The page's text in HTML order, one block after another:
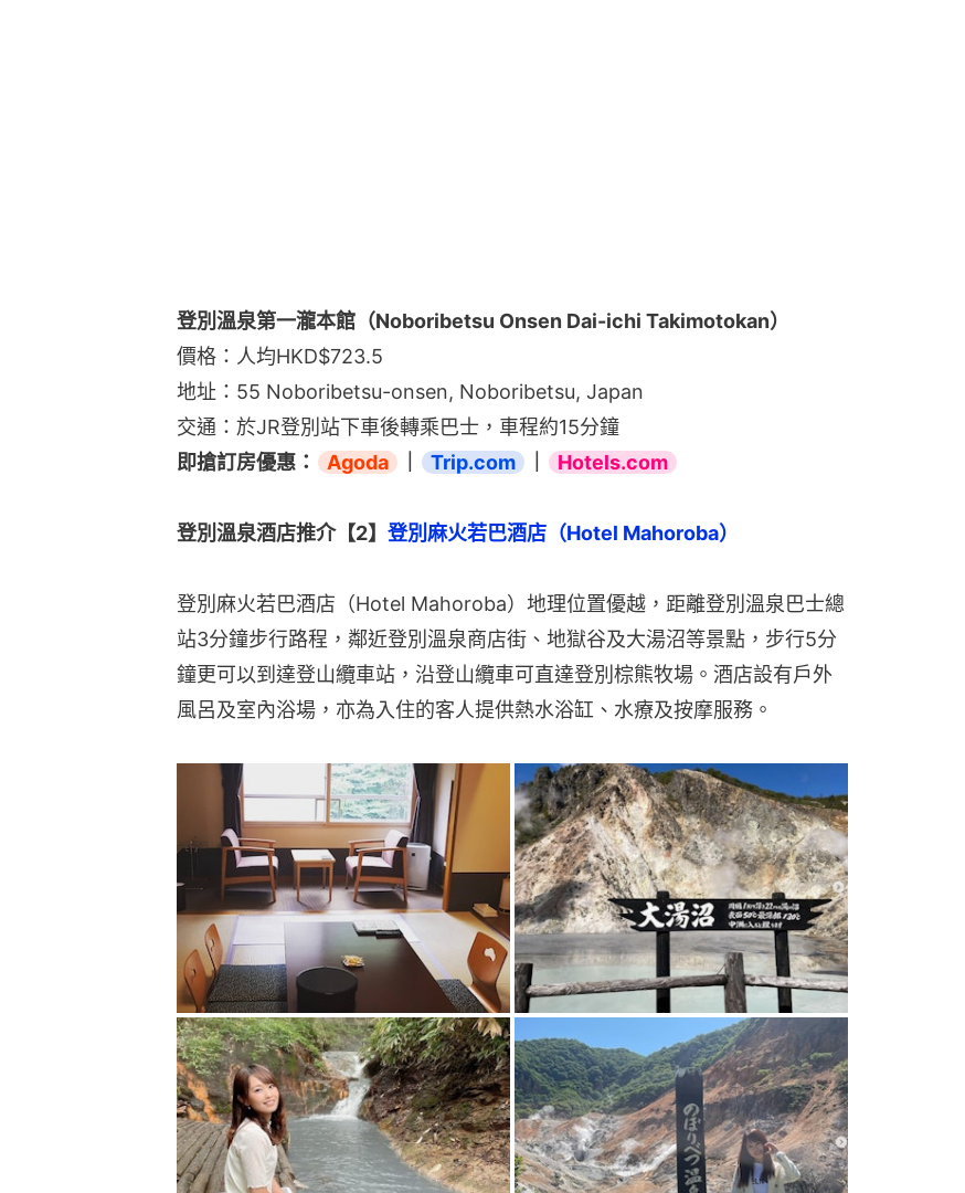
登別溫泉第一瀧本館（Noboribetsu Onsen Dai-ichi Takimotokan）
價格：人均HKD$723.5
地址：55 Noboribetsu-onsen, Noboribetsu, Japan
交通：於JR登別站下車後轉乘巴士，車程約15分鐘
即搶訂房優惠：
Agoda Trip.com Hotels.com
登別溫泉酒店推介【2】 登別麻火若巴酒店（Hotel Mahoroba）
登別麻火若巴酒店（Hotel Mahoroba）地理位置優越，距離登別溫泉巴士總
站3分鐘步行路程，鄰近登別溫泉商店街、地獄谷及大湯沼等景點，步行5分
鐘更可以到達登山纜車站，沿登山纜車可直達登別棕熊牧場。酒店設有戶外
風呂及室內浴場，亦為入住的客人提供熱水浴缸、水療及按摩服務。